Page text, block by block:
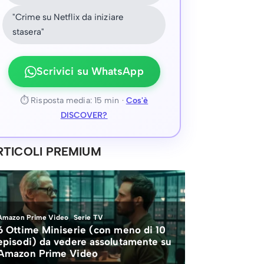
"Crime su Netflix da iniziare
stasera"
Scrivici su WhatsApp
⏱ Risposta media: 15 min · Cos'è
DISCOVER?
PREMIUM